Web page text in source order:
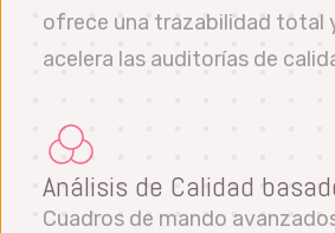
ofrece una trazabilidad total
acelera las auditorías de
Análisis de Calidad
Cuadros de mando